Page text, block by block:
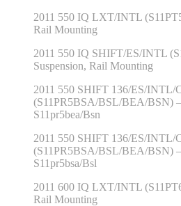
2011 550 IQ LXT/INTL
Rail Mounting
2011 550 IQ SHIFT/ES/INTL
Suspension, Rail Mounting
2011 550 SHIFT 136/ES/INTL/
(S11PR5BSA/BSL/BEA/BSN)
S11pr5bea/Bsn
2011 550 SHIFT 136/ES/INTL/
(S11PR5BSA/BSL/BEA/BSN)
S11pr5bsa/Bsl
2011 600 IQ LXT/INTL
Rail Mounting